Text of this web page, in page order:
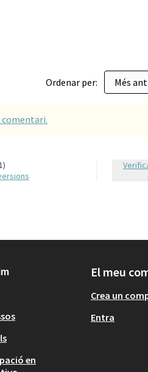
Ordenar per:
comentari.
Verifica l'empremta
en
El meu
Crea un
Entra